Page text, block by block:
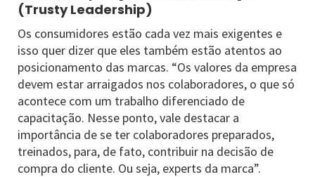
(Trusty Leadership)
Os consumidores estão cada vez mais exigentes e
isso quer dizer que eles também estão atentos ao
posicionamento das marcas. “Os valores da empresa
devem estar arraigados nos colaboradores, o que só
acontece com um trabalho diferenciado de
capacitação. Nesse ponto, vale destacar a
importância de se ter colaboradores preparados,
treinados, para, de fato, contribuir na decisão de
compra do cliente. Ou seja, experts da marca”.